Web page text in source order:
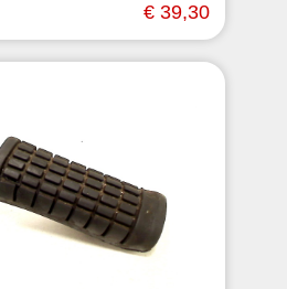
€ 39,30